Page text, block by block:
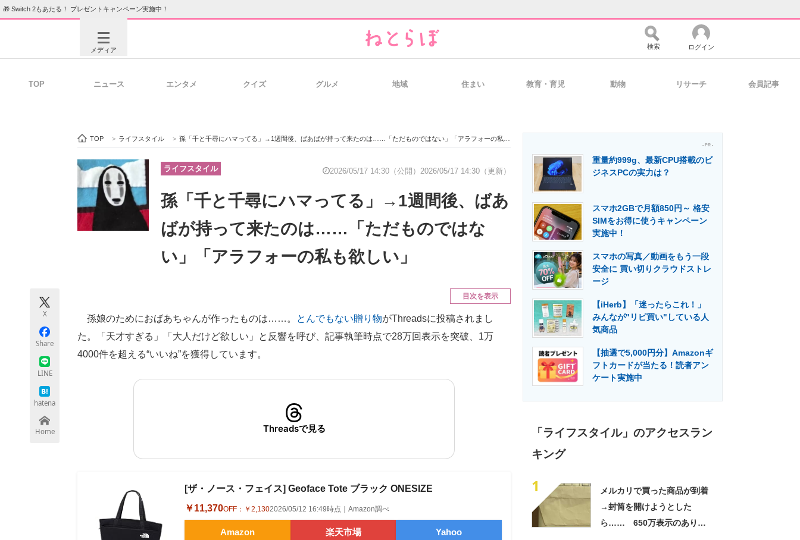
🎁 Switch 2もあたる！ プレゼントキャンペーン実施中！
メディア
ビジネスと働き方のヒント 経営リーダーのコミュニティ マーケ×ITの今がよく分かる
ITエンジニア向け専門サイト 企業向けIT製品の総合サイト 製造業のIT導入・活用を支援
エネルギーの専門メディア 建設×テクノロジーの最前線
ちょっと気になるネットの話題
検索 ログイン
TOP ニュース エンタメ クイズ グルメ 地域 住まい 教育・育児 動物 リサーチ 会員記事
TOP > ライフスタイル > 孫「千と千尋にハマってる」→1週間後、ばあばが持って来たのは……「ただものではない」「アラフォーの私も欲しい」
ライフスタイル 2026/05/17 14:30（公開） 2026/05/17 14:30（更新）
孫「千と千尋にハマってる」→1週間後、ばあ
ばが持って来たのは……「ただものではな
い」「アラフォーの私も欲しい」
X
Share
LINE
hatena
Home
目次を表示
孫娘のためにおばあちゃんが作ったものは……。 とんでもない贈り物がThreadsに投稿されまし
た。「天才すぎる」「大人だけど欲しい」と反響を呼び、記事執筆時点で28万回表示を突破、1万
4000件を超える“いいね”を獲得しています。
Threadsで見る
[ザ・ノース・フェイス] Geoface Tote ブラック ONESIZE
￥11,370OFF： ￥2,1302026/05/12 16:49時点｜Amazon調べ
Amazon 楽天市場 Yahoo
- PR -
重量約999g、最新CPU搭載のビ
ジネスPCの実力は？
スマホ2GBで月額850円～ 格安
SIMをお得に使うキャンペーン
実施中！
スマホの写真／動画をもう一段
安全に 買い切りクラウドストレ
ージ
【iHerb】「迷ったらこれ！」
みんなが"リピ買い"している人
気商品
【抽選で5,000円分】Amazonギ
フトカードが当たる！読者アン
ケート実施中
「ライフスタイル」のアクセスラン
キング
1
メルカリで買った商品が到着
→封筒を開けようとした
ら…… 650万表示のありえ